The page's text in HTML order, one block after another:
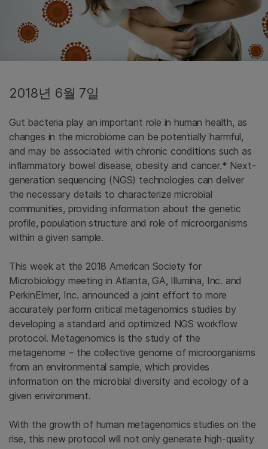
2018년 6월 7일
Gut bacteria play an important role in human health, as
changes in the microbiome can be potentially harmful,
and may be associated with chronic conditions such as
inflammatory bowel disease, obesity and cancer.* Next-
generation sequencing (NGS) technologies can deliver
the necessary details to characterize microbial
communities, providing information about the genetic
profile, population structure and role of microorganisms
within a given sample.
This week at the 2018 American Society for
Microbiology meeting in Atlanta, GA, Illumina, Inc. and
PerkinElmer, Inc. announced a joint effort to more
accurately perform critical metagenomics studies by
developing a standard and optimized NGS workflow
protocol. Metagenomics is the study of the
metagenome – the collective genome of microorganisms
from an environmental sample, which provides
information on the microbial diversity and ecology of a
given environment.
With the growth of human metagenomics studies on the
rise, this new protocol will not only generate high-quality